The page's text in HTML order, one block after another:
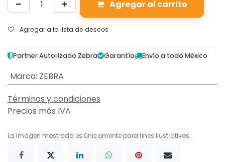
Agregar al carrito
Agregar a la lista de deseos
Partner Autorizado Zebra Garantía Envío a todo México
Marca: ZEBRA
Términos y condiciones
Precios más IVA
La imagen mostrada es únicamente para fines ilustrativos.